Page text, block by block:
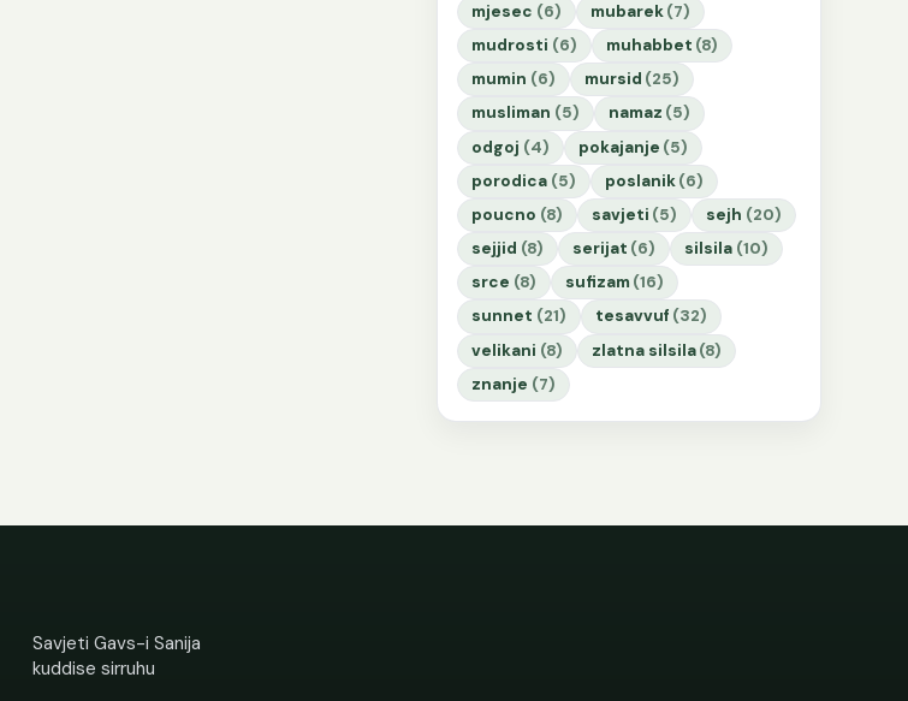
mjesec (6) mubarek (7)
mudrosti (6) muhabbet (8)
mumin (6) mursid (25)
musliman (5) namaz (5)
odgoj (4) pokajanje (5)
porodica (5) poslanik (6)
poucno (8) savjeti (5) sejh (20)
sejjid (8) serijat (6) silsila (10)
srce (8) sufizam (16)
sunnet (21) tesavvuf (32)
velikani (8) zlatna silsila (8)
znanje (7)
Savjeti Gavs-i Sanija
kuddise sirruhu